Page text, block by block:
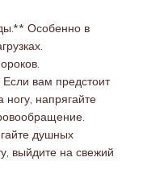
Особенно в
вам предстоит
ногу, напрягайте
душных
выйдите на свежий